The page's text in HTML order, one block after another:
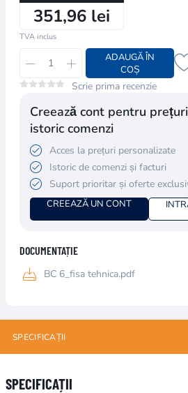
351,96 lei
TVA inclus
ADAUGĂ ÎN
COȘ
Scrie prima recenzie
Creează cont pentru
istoric comenzi
Acces la prețuri personalizate
Istoric de comenzi și facturi
Suport prioritar și oferte
CREEAZĂ UN CONT
DOCUMENTAȚIE
BC 6_fisa tehnica.pdf
SPECIFICAȚII
SPECIFICAȚII
Numele atributuluiValoarea atributului